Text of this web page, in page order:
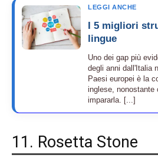
LEGGI ANCHE
I 5 migliori
lingue
Uno dei gap più
degli anni dall'Italia
Paesi europei è la
inglese, nonostante
impararla. [...]
11. Rosetta Stone